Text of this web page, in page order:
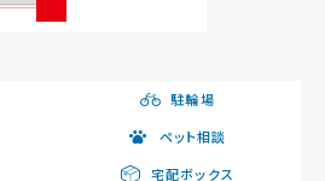
駐輪場
ペット相談
宅配ボックス